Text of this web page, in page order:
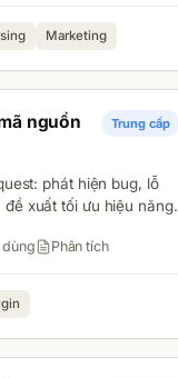
Marketing
nguồn Trung cấp
phát hiện bug, lỗ
xuất tối ưu hiệu năng.
Phân tích